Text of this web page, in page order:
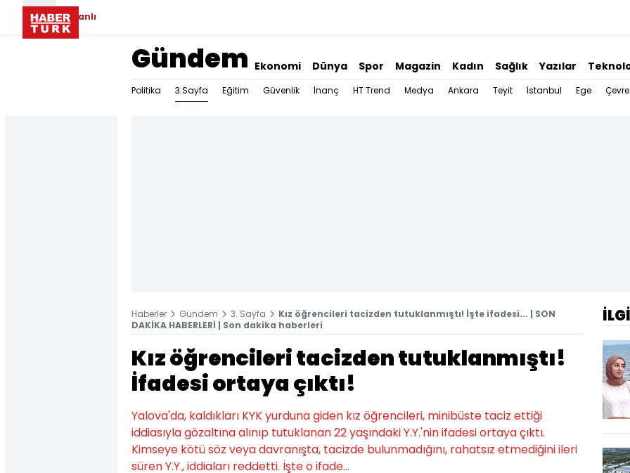
Canlı
Gündem Ekonomi Dünya Spor Magazin Kadın Sağlık Yazılar
Politika 3.Sayfa Eğitim Güvenlik İnanç HT Trend Medya Ankara Teyit İstanbul Ege Çevre
Haberler Gündem 3. Sayfa
Kız öğrencileri tacizden tutuklanmıştı! İşte ifadesi... | SON
DAKİKA HABERLERİ | Son dakika haberleri
Kız öğrencileri tacizden tutuklanmıştı!
İfadesi ortaya çıktı!
Yalova'da, kaldıkları KYK yurduna giden kız öğrencileri, minibüste taciz ettiği
iddiasıyla gözaltına alınıp tutuklanan 22 yaşındaki Y.Y.'nin ifadesi ortaya çıktı.
Kimseye kötü söz veya davranışta, tacizde bulunmadığını, rahatsız etmediğini ileri
süren Y.Y., iddiaları reddetti. İşte o ifade...